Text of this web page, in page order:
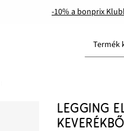
-10% a bonprix
Termék
LEGGING